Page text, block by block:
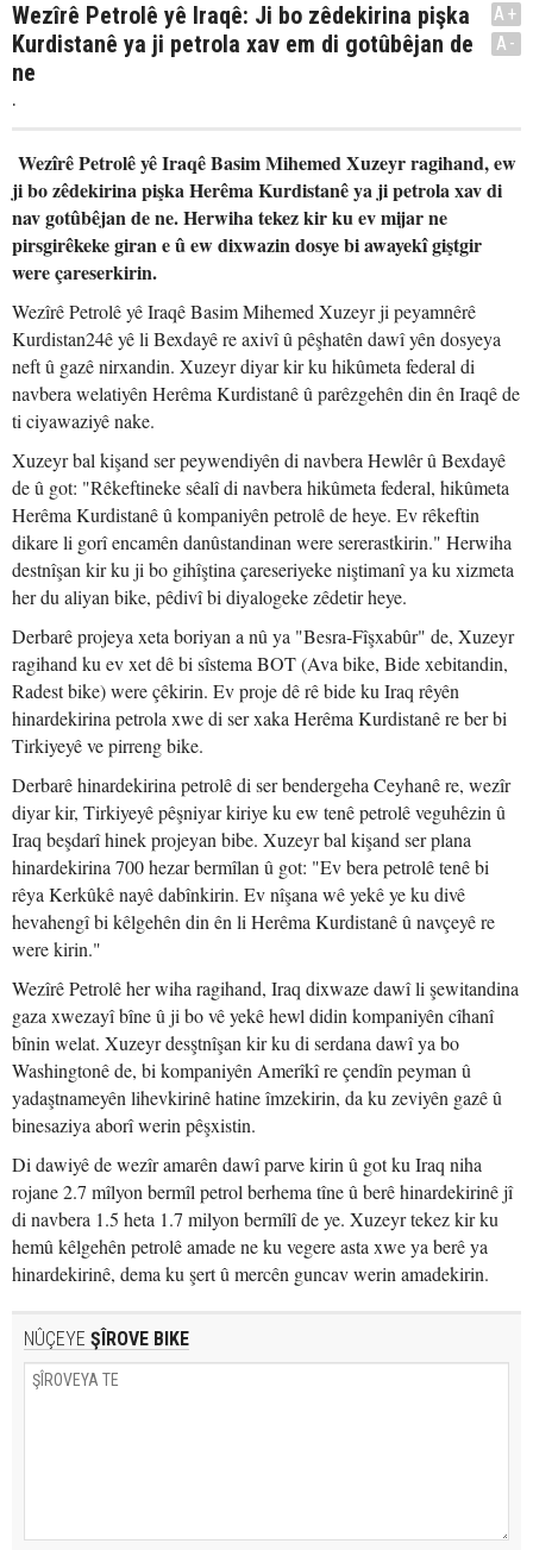
Wezîrê Petrolê yê Iraqê: Ji bo zêdekirina pişka
Kurdistanê ya ji petrola xav em di gotûbêjan de
ne
.
A+
A-
Wezîrê Petrolê yê Iraqê Basim Mihemed Xuzeyr ragihand, ew
ji bo zêdekirina pişka Herêma Kurdistanê ya ji petrola xav di
nav gotûbêjan de ne. Herwiha tekez kir ku ev mijar ne
pirsgirêkeke giran e û ew dixwazin dosye bi awayekî giştgir
were çareserkirin.
Wezîrê Petrolê yê Iraqê Basim Mihemed Xuzeyr ji peyamnêrê
Kurdistan24ê yê li Bexdayê re axivî û pêşhatên dawî yên dosyeya
neft û gazê nirxandin. Xuzeyr diyar kir ku hikûmeta federal di
navbera welatiyên Herêma Kurdistanê û parêzgehên din ên Iraqê de
ti ciyawaziyê nake.
Xuzeyr bal kişand ser peywendiyên di navbera Hewlêr û Bexdayê
de û got: "Rêkeftineke sêalî di navbera hikûmeta federal, hikûmeta
Herêma Kurdistanê û kompaniyên petrolê de heye. Ev rêkeftin
dikare li gorî encamên danûstandinan were sererastkirin." Herwiha
destnîşan kir ku ji bo gihîştina çareseriyeke niştimanî ya ku xizmeta
her du aliyan bike, pêdivî bi diyalogeke zêdetir heye.
Derbarê projeya xeta boriyan a nû ya "Besra-Fîşxabûr" de, Xuzeyr
ragihand ku ev xet dê bi sîstema BOT (Ava bike, Bide xebitandin,
Radest bike) were çêkirin. Ev proje dê rê bide ku Iraq rêyên
hinardekirina petrola xwe di ser xaka Herêma Kurdistanê re ber bi
Tirkiyeyê ve pirreng bike.
Derbarê hinardekirina petrolê di ser bendergeha Ceyhanê re, wezîr
diyar kir, Tirkiyeyê pêşniyar kiriye ku ew tenê petrolê veguhêzin û
Iraq beşdarî hinek projeyan bibe. Xuzeyr bal kişand ser plana
hinardekirina 700 hezar bermîlan û got: "Ev bera petrolê tenê bi
rêya Kerkûkê nayê dabînkirin. Ev nîşana wê yekê ye ku divê
hevahengî bi kêlgehên din ên li Herêma Kurdistanê û navçeyê re
were kirin."
Wezîrê Petrolê her wiha ragihand, Iraq dixwaze dawî li şewitandina
gaza xwezayî bîne û ji bo vê yekê hewl didin kompaniyên cîhanî
bînin welat. Xuzeyr desştnîşan kir ku di serdana dawî ya bo
Washingtonê de, bi kompaniyên Amerîkî re çendîn peyman û
yadaştnameyên lihevkirinê hatine îmzekirin, da ku zeviyên gazê û
binesaziya aborî werin pêşxistin.
Di dawiyê de wezîr amarên dawî parve kirin û got ku Iraq niha
rojane 2.7 mîlyon bermîl petrol berhema tîne û berê hinardekirinê jî
di navbera 1.5 heta 1.7 milyon bermîlî de ye. Xuzeyr tekez kir ku
hemû kêlgehên petrolê amade ne ku vegere asta xwe ya berê ya
hinardekirinê, dema ku şert û mercên guncav werin amadekirin.
NÛÇEYE ŞÎROVE BIKE